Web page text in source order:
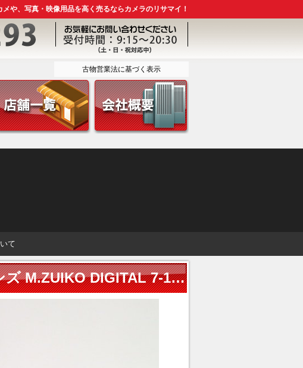
や、写真・映像用品を高く売るならカメラのリサマイ！
古物営業法に基づく表示
て
OLYMPUS 超広角ズームレンズ M.ZUIKO DIGITAL 7-14mm F2.8 PRO